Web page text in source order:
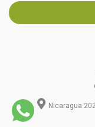
Nicaragua